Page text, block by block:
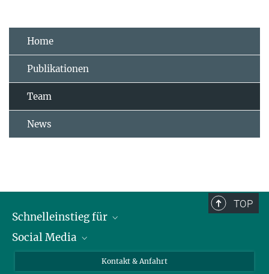
Home
Publikationen
Team
News
TOP
Schnelleinstieg für
Journalist*innen
Social Media
Kontakt & Anfahrt